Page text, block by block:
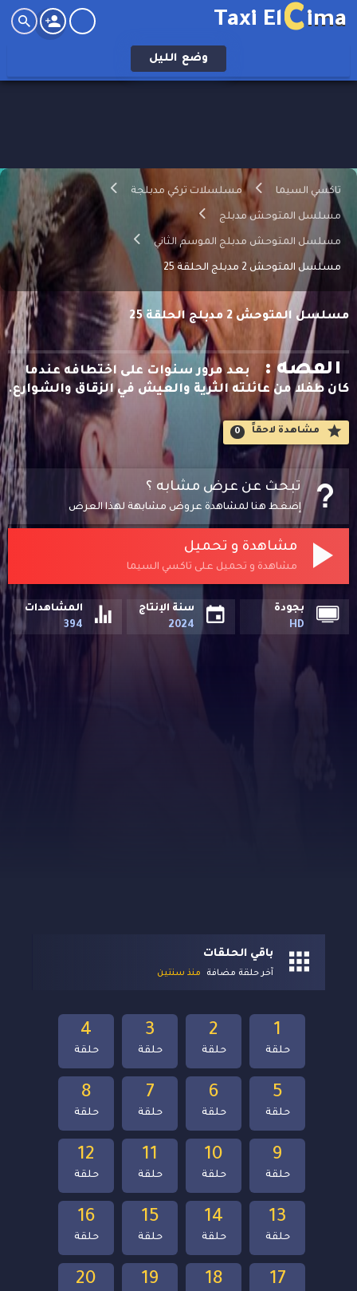
Taxi ElCima
وضع الليل
تاكسي السيما مسلسلات تركي مدبلجة
مسلسل المتوحش مدبلج
مسلسل المتوحش مدبلج الموسم الثاني
مسلسل المتوحش 2 مدبلج الحلقة 25
مسلسل المتوحش 2 مدبلج الحلقة 25
القصه :
بعد مرور سنوات على اختطافه عندما
كان طفلا من عائلته الثرية والعيش في الزقاق والشوارع.
مشاهدة لاحقاََ 0
تبحث عن عرض مشابه ؟
إضغط هنا لمشاهدة عروض مشابهة لهذا العرض
مشاهدة و تحميل
مشاهدة و تحميل على تاكسي السيما
بجودة
HD
سنة الإنتاج
2024
المشاهدات
394
باقي الحلقات
آخر حلقة مضافة منذ سنتين
20 19 18 17
16
حلقة
15
حلقة
14
حلقة
13
حلقة
12
حلقة
11
حلقة
10
حلقة
9
حلقة
8
حلقة
7
حلقة
6
حلقة
5
حلقة
4
حلقة
3
حلقة
2
حلقة
1
حلقة